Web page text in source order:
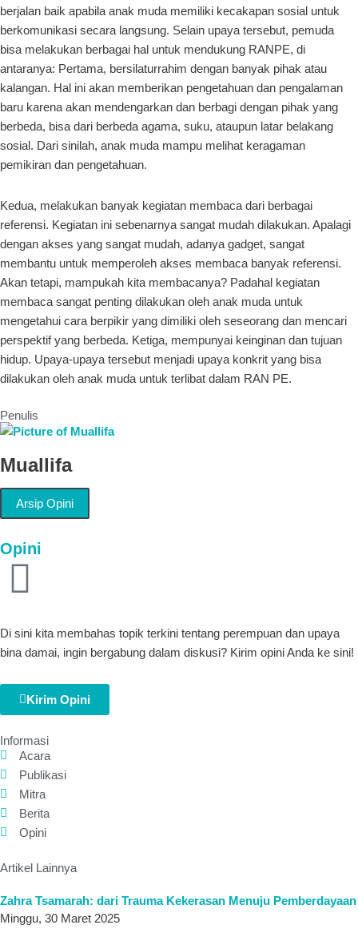
berjalan baik apabila anak muda memiliki kecakapan sosial untuk
berkomunikasi secara langsung. Selain upaya tersebut, pemuda
bisa melakukan berbagai hal untuk mendukung RANPE, di
antaranya: Pertama, bersilaturrahim dengan banyak pihak atau
kalangan. Hal ini akan memberikan pengetahuan dan pengalaman
baru karena akan mendengarkan dan berbagi dengan pihak yang
berbeda, bisa dari berbeda agama, suku, ataupun latar belakang
sosial. Dari sinilah, anak muda mampu melihat keragaman
pemikiran dan pengetahuan.
Kedua, melakukan banyak kegiatan membaca dari berbagai
referensi. Kegiatan ini sebenarnya sangat mudah dilakukan. Apalagi
dengan akses yang sangat mudah, adanya gadget, sangat
membantu untuk memperoleh akses membaca banyak referensi.
Akan tetapi, mampukah kita membacanya? Padahal kegiatan
membaca sangat penting dilakukan oleh anak muda untuk
mengetahui cara berpikir yang dimiliki oleh seseorang dan mencari
perspektif yang berbeda. Ketiga, mempunyai keinginan dan tujuan
hidup. Upaya-upaya tersebut menjadi upaya konkrit yang bisa
dilakukan oleh anak muda untuk terlibat dalam RAN PE.
Penulis
Muallifa
Arsip Opini
Opini
Di sini kita membahas topik terkini tentang perempuan dan upaya
bina damai, ingin bergabung dalam diskusi? Kirim opini Anda ke sini!
Kirim Opini
Informasi
Acara
Publikasi
Mitra
Berita
Opini
Artikel Lainnya
Zahra Tsamarah: dari Trauma Kekerasan Menuju Pemberdayaan
Minggu, 30 Maret 2025